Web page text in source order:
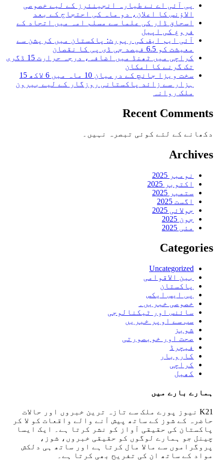
پی آئی اے نے طیارہ انجینئرز کے لیے خصوصی
الاؤنس کا اعلان، دو ماہ کی احتجاج کے بعد
اسحاق ڈار کی علما سے مسلم امہ میں اتحاد کے
فروغ کی اپیل
آئی ایم ایف کی رپورٹ: پاکستان میں کرپشن سے
معیشت کو 6.5 فیصد جی ڈی پی کا نقصان
کراچی میں ٹھنڈ میں اضافہ، درجہ حرارت 15 ڈگری
تک گرنے کا امکان
سخت ویزا جانچ کے درمیان 10 ماہ میں 6 لاکھ 15
ہزار سے زائد پاکستانی روزگار کے لیے بیرون
ملک روانہ
Recent Comments
دکھانے کے لئے کوئی تبصرہ نہیں۔
Archives
نومبر 2025
اکتوبر 2025
ستمبر 2025
اگست 2025
جولائی 2025
جون 2025
مئی 2025
Categories
Uncategorized
بین الاقوامی
پاکستان
پی ایس ایکس
خصوصی خبریں۔
سائنس اور ٹیکنالوجی
سب سے اوپر خبریں
شوبز
صحت اور خوبصورتی
فیچرڈ
کاروبار
کراچی
کھیل
ہمارے بارے میں
K21 نیوز پورے ملک سے تازہ ترین خبروں اور حالات
حاضرہ کے شوز کے ساتھ پیش آنے والے واقعات کو لا کر
پاکستان کی حقیقی آواز کو نشر کرتا ہے۔ ایک ایسا
چینل جو ہمارے لوگوں کو حقیقی خبروں، شوز،
پروگراموں سے مالا مال کرتا ہے اور ساتھ ہی دلکش
مواد کے ساتھ ان کی تفریح ​​بھی کرتا ہے۔